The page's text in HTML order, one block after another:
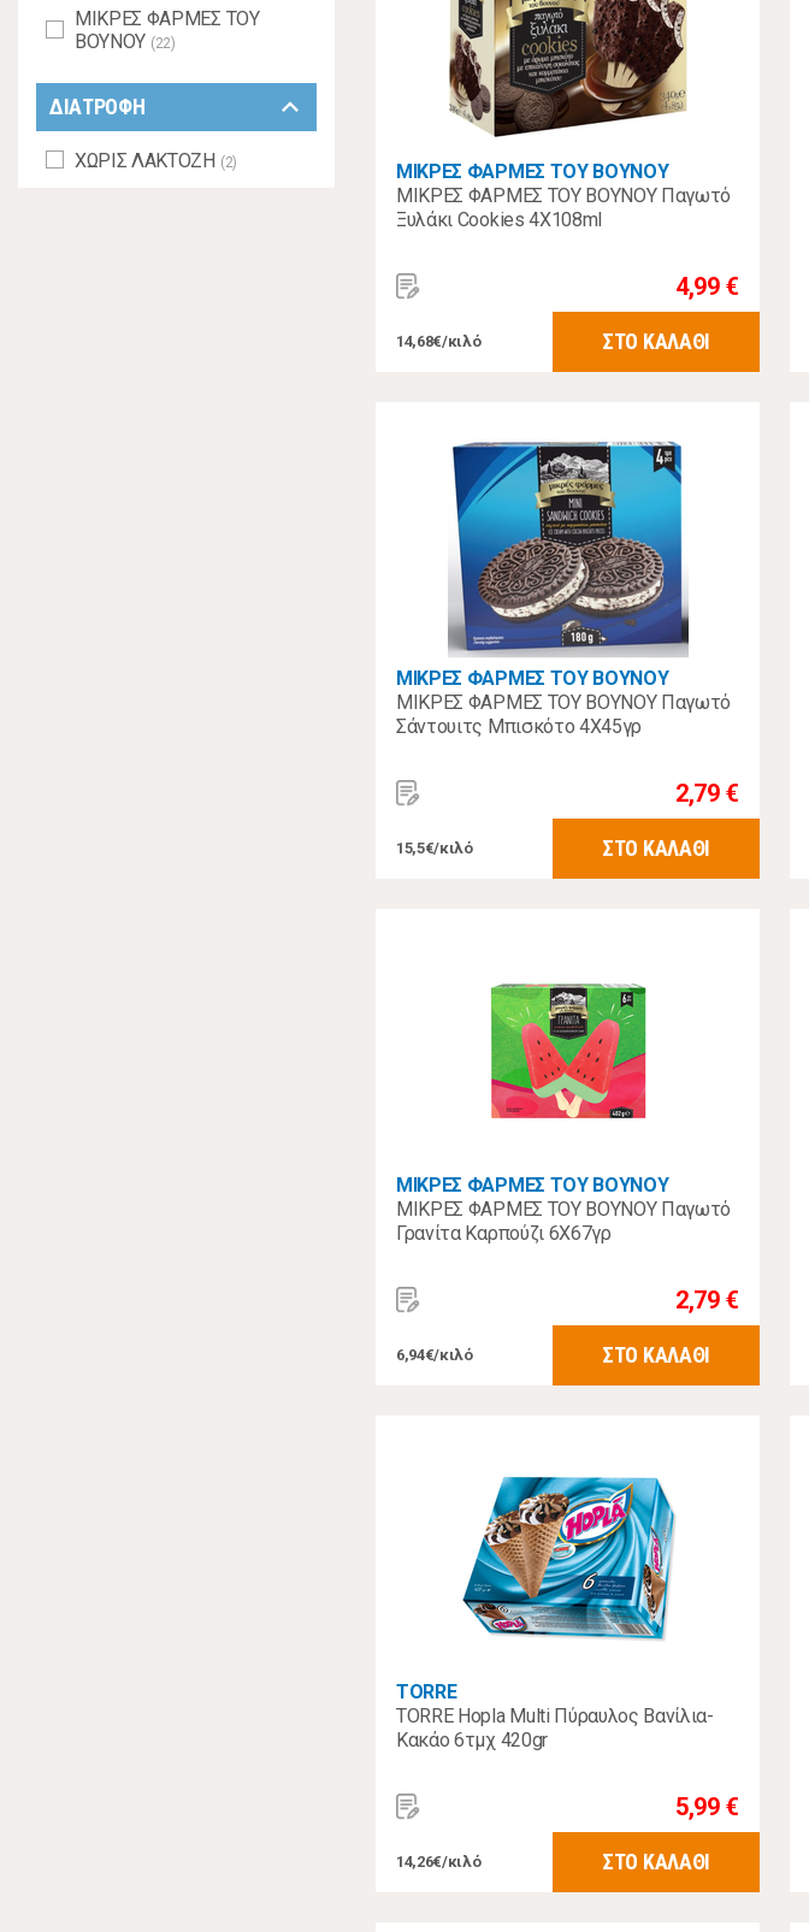
ΜΙΚΡΕΣ ΦΑΡΜΕΣ ΤΟΥ
ΒΟΥΝΟΥ (22)
ΔΙΑΤΡΟΦΗ keyboard_arrow_down
ΧΩΡΙΣ ΛΑΚΤΟΖΗ (2)
ΜΙΚΡΕΣ ΦΑΡΜΕΣ ΤΟΥ ΒΟΥΝΟΥ
ΜΙΚΡΕΣ ΦΑΡΜΕΣ ΤΟΥ ΒΟΥΝΟΥ Παγωτό
Ξυλάκι Cookies 4Χ108ml
4,99 €
14,68€/κιλό ΣΤΟ ΚΑΛΑΘΙ
ΜΙΚΡΕΣ ΦΑΡΜΕΣ ΤΟΥ ΒΟΥΝΟΥ
ΜΙΚΡΕΣ ΦΑΡΜΕΣ ΤΟΥ ΒΟΥΝΟΥ Παγωτό
Σάντουιτς Μπισκότο 4Χ45γρ
2,79 €
15,5€/κιλό ΣΤΟ ΚΑΛΑΘΙ
ΜΙΚΡΕΣ ΦΑΡΜΕΣ ΤΟΥ ΒΟΥΝΟΥ
ΜΙΚΡΕΣ ΦΑΡΜΕΣ ΤΟΥ ΒΟΥΝΟΥ Παγωτό
Γρανίτα Καρπούζι 6Χ67γρ
2,79 €
6,94€/κιλό ΣΤΟ ΚΑΛΑΘΙ
TORRE
TORRE Hopla Multi Πύραυλος Βανίλια-
Κακάο 6τμχ 420gr
5,99 €
14,26€/κιλό ΣΤΟ ΚΑΛΑΘΙ